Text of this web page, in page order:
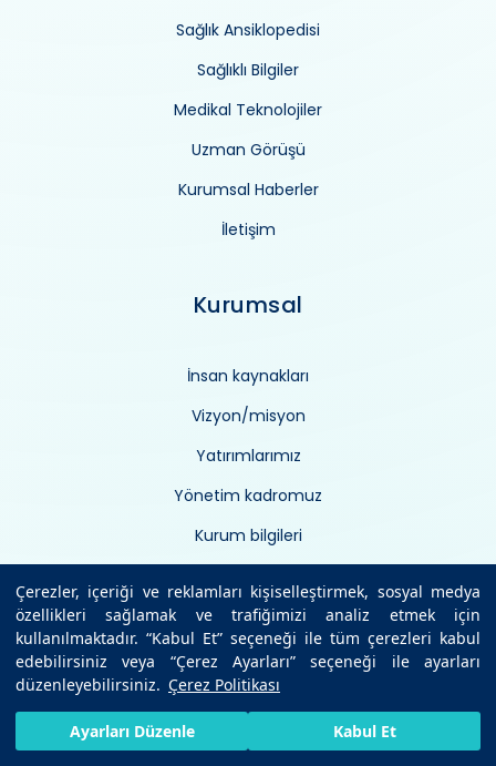
Çerezler, içeriği ve reklamları kişiselleştirmek, sosyal medya
özellikleri sağlamak ve trafiğimizi analiz etmek için
kullanılmaktadır. “Kabul Et” seçeneği ile tüm çerezleri kabul
edebilirsiniz veya “Çerez Ayarları” seçeneği ile ayarları
düzenleyebilirsiniz. Çerez Politikası
Ayarları Düzenle Kabul Et
Sağlık Ansiklopedisi
Sağlıklı Bilgiler
Medikal Teknolojiler
Uzman Görüşü
Kurumsal Haberler
İletişim
Kurumsal
İnsan kaynakları
Vizyon/misyon
Yatırımlarımız
Yönetim kadromuz
Kurum bilgileri
Sosyal sorumluluk projeleri
Kalite yönetimi
Gebe Okulu
HIZLI RANDEVU AL BIZE ULAŞIN